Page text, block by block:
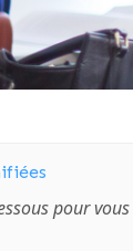
pour vous